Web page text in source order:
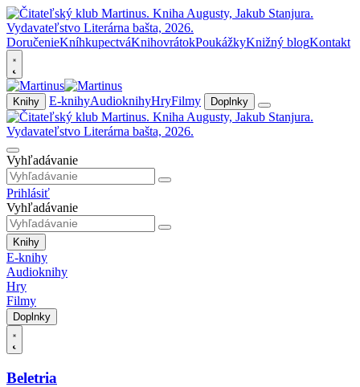
DoručenieKníhkupectváKnihovrátokPoukážkyKnižný blogKontakt
Knihy E-knihyAudioknihyHryFilmy Doplnky
Vyhľadávanie
Prihlásiť
Vyhľadávanie
Knihy
E-knihy
Audioknihy
Hry
Filmy
Doplnky
Beletria